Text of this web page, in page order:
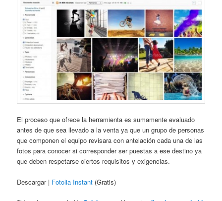
El proceso que ofrece la herramienta es sumamente evaluado
antes de que sea llevado a la venta ya que un grupo de personas
que componen el equipo revisara con antelación cada una de las
fotos para conocer si corresponder ser puestas a ese destino ya
que deben respetarse ciertos requisitos y exigencias.
Descargar | Fotolia Instant (Gratis)